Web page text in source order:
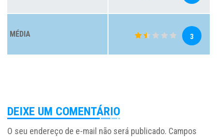
MÉDIA 3
DEIXE UM COMENTÁRIO
O seu endereço de e-mail não será publicado. Campos